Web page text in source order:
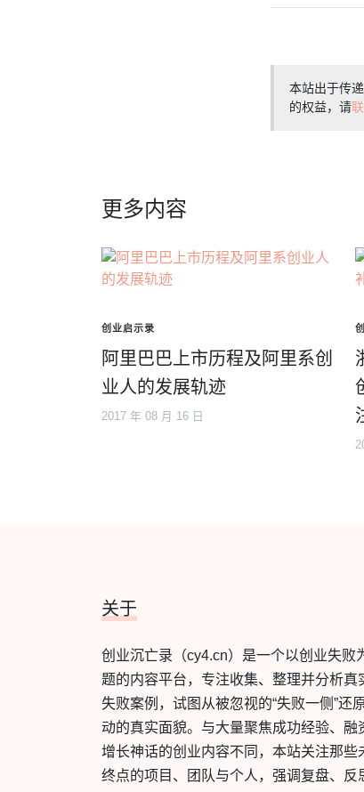
本站出于传
的权益，请
更多内容
创业启示录
阿里巴巴上市历程及阿里系创
业人的发展轨迹
2017 年 08 月 16 日
关于
创业沉亡录（cy4.cn）是一个以创业失败
题的内容平台，专注收集、整理并分析真
失败案例，试图从被忽视的“失败一侧”还
动的真实面貌。与大量聚焦成功经验、融
增长神话的创业内容不同，本站关注那些
终点的项目、团队与个人，强调复盘、反